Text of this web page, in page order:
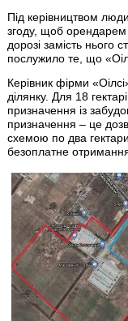
Під керівництвом
згоду, щоб орендарем
дорозі замість нього
послужило те, що
Керівник фірми
ділянку. Для 18
призначення із
призначення – це
схемою по два
безоплатне отримання